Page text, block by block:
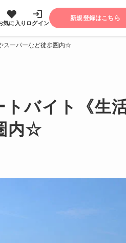
気に入り ログイン
新規登録はこちら
スーパーなど徒歩圏内☆
バイト《生
内☆